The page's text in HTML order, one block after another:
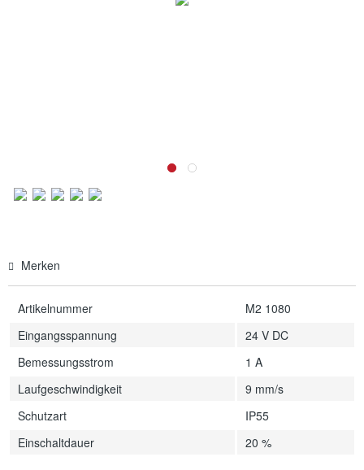
Merken
Artikelnummer
M2 1080
Eingangsspannung
24 V DC
Bemessungsstrom
1 A
Laufgeschwindigkeit
9 mm/s
Schutzart
IP55
Einschaltdauer
20 %